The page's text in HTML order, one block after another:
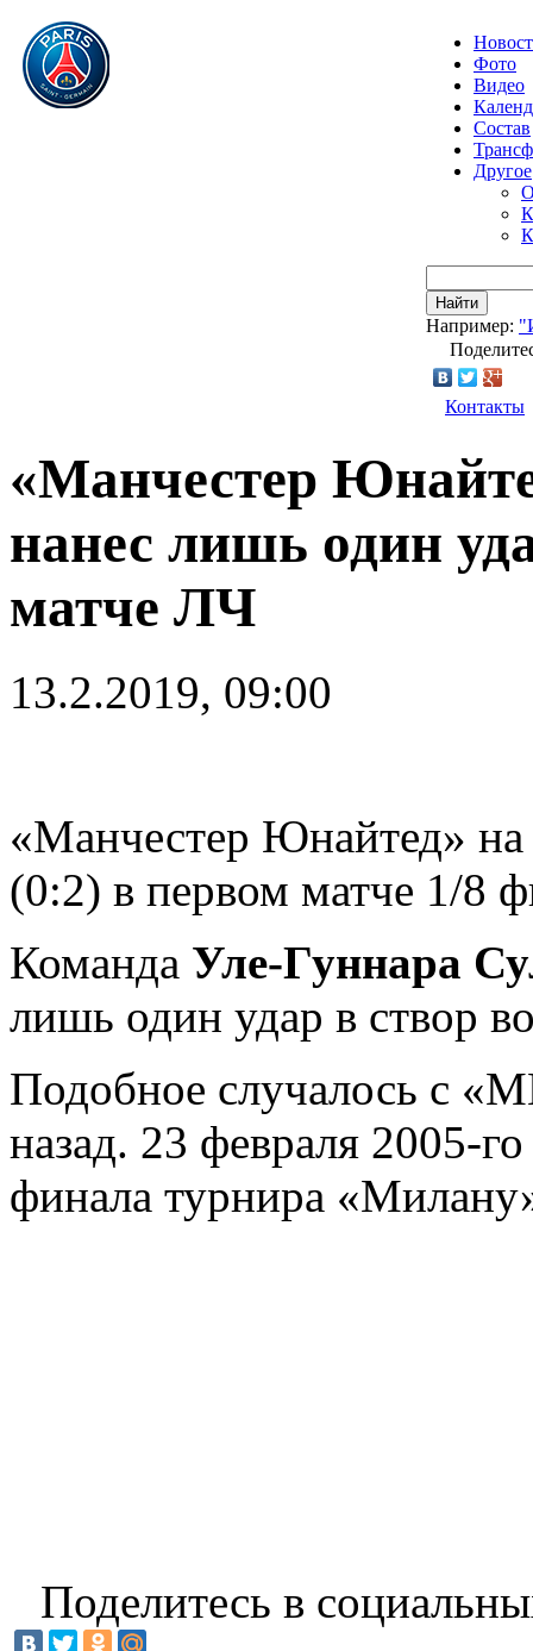
Фото
Видео
Состав
Другое
Найти
Например:
Контакты
«Манчестер
нанес лишь один
матче ЛЧ
13.2.2019, 09:00
«Манчестер Юнайтед»
(0:2) в первом матче 1/8
Команда Уле-Гуннара
лишь один удар в створ
Подобное случалось с
назад. 23 февраля 2005-
финала турнира
Поделитесь в